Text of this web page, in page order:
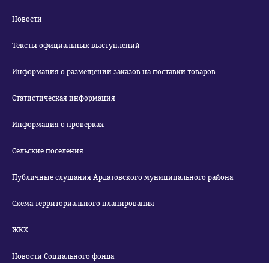
Новости
Тексты официальных выступлений
Информация о размещении заказов на поставки товаров
Статистическая информация
Информация о проверках
Сельские поселения
Публичные слушания Ардатовского муниципального района
Схема территориального планирования
ЖКХ
Новости Социального фонда